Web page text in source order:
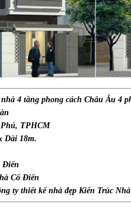
4 tầng phong cách Châu Âu 4
TPHCM
Dài 18m.
Điển
Cổ Điển
ty thiết kế nhà đẹp Kiến Trúc